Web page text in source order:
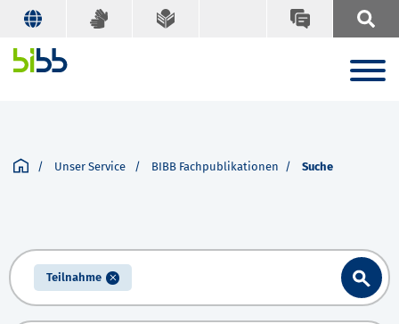
Unser Service BIBB Fachpublikationen Suche
Teilnahme